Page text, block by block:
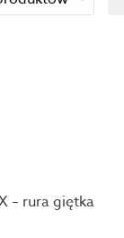
– rura giętka